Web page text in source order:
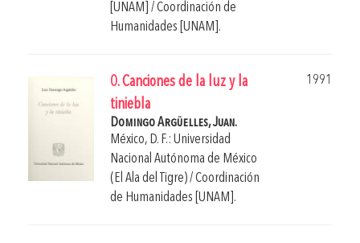
[UNAM] / Coordinación de
Humanidades [UNAM].
0. Canciones de la luz y la
tiniebla
1991
Domingo Argüelles, Juan.
México, D. F.: Universidad
Nacional Autónoma de México
(El Ala del Tigre) / Coordinación
de Humanidades [UNAM].